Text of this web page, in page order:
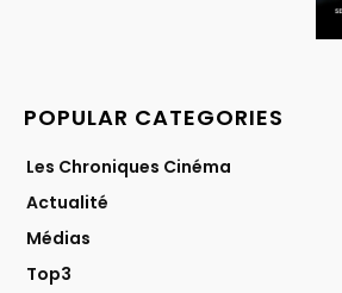
POPULAR CATEGORIES
Les Chroniques Cinéma
Actualité
Médias
Top3